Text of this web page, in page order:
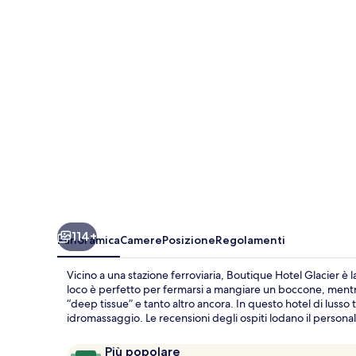
114+
PanoramicaCamerePosizioneRegolamenti
Vicino a una stazione ferroviaria, Boutique Hotel Glacier
loco è perfetto per fermarsi a mangiare un boccone,
“deep tissue” e tanto altro ancora. In questo hotel di
idromassaggio. Le recensioni degli ospiti lodano il
RecensioniPiù popolare
9.6